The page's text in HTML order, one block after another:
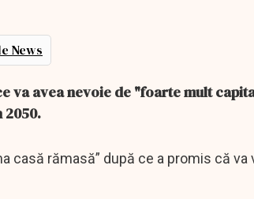
News
va avea nevoie de "foarte mult
2050.
casă rămasă” după ce a promis că va